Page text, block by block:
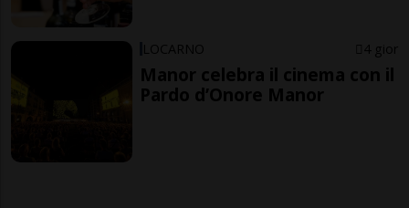
LOCARNO 4 gior
Manor celebra il cinema con il
Pardo d’Onore Manor